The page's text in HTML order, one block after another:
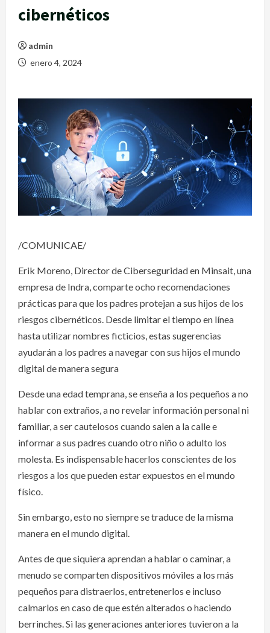
cibernéticos
admin
enero 4, 2024
/COMUNICAE/
Erik Moreno, Director de Ciberseguridad en Minsait, una
empresa de Indra, comparte ocho recomendaciones
prácticas para que los padres protejan a sus hijos de los
riesgos cibernéticos. Desde limitar el tiempo en línea
hasta utilizar nombres ficticios, estas sugerencias
ayudarán a los padres a navegar con sus hijos el mundo
digital de manera segura
Desde una edad temprana, se enseña a los pequeños a no
hablar con extraños, a no revelar información personal ni
familiar, a ser cautelosos cuando salen a la calle e
informar a sus padres cuando otro niño o adulto los
molesta. Es indispensable hacerlos conscientes de los
riesgos a los que pueden estar expuestos en el mundo
físico.
Sin embargo, esto no siempre se traduce de la misma
manera en el mundo digital.
Antes de que siquiera aprendan a hablar o caminar, a
menudo se comparten dispositivos móviles a los más
pequeños para distraerlos, entretenerlos e incluso
calmarlos en caso de que estén alterados o haciendo
berrinches. Si las generaciones anteriores tuvieron a la